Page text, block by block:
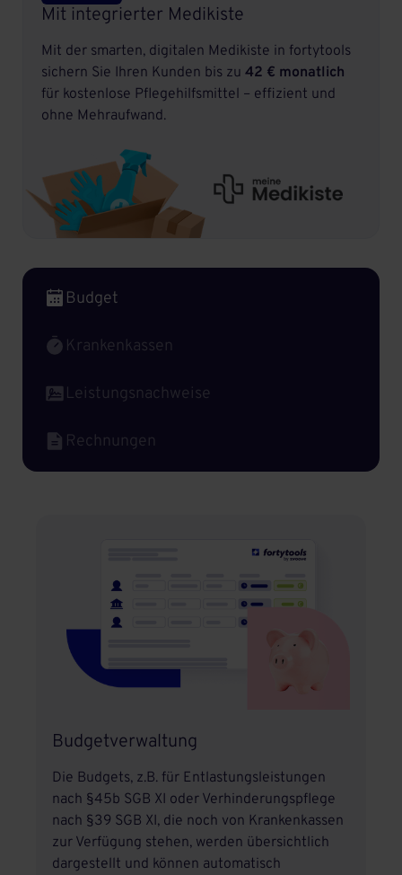
Mit integrierter Medikiste
Mit der smarten, digitalen Medikiste in fortytools
sichern Sie Ihren Kunden bis zu 42 € monatlich
für kostenlose Pflegehilfsmittel – effizient und
ohne Mehraufwand.
Budget
Krankenkassen
Leistungsnachweise
Rechnungen
Budgetverwaltung
Die Budgets, z.B. für Entlastungsleistungen
nach §45b SGB XI oder Verhinderungspflege
nach §39 SGB XI, die noch von Krankenkassen
zur Verfügung stehen, werden übersichtlich
dargestellt und können automatisch